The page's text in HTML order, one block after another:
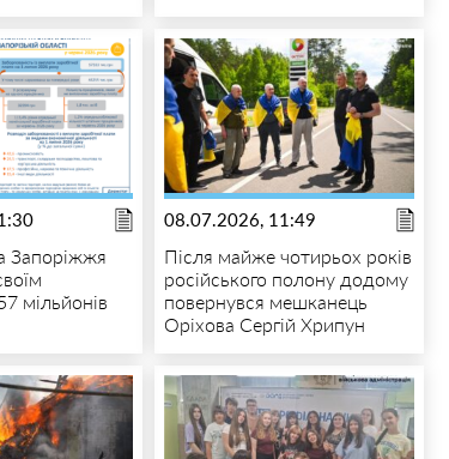
Запоріжжя
мільйонів
08.07.2026, 11:49
Після майже чотирьох років
російського полону додому
повернувся мешканець
Оріхова Сергій Хрипун